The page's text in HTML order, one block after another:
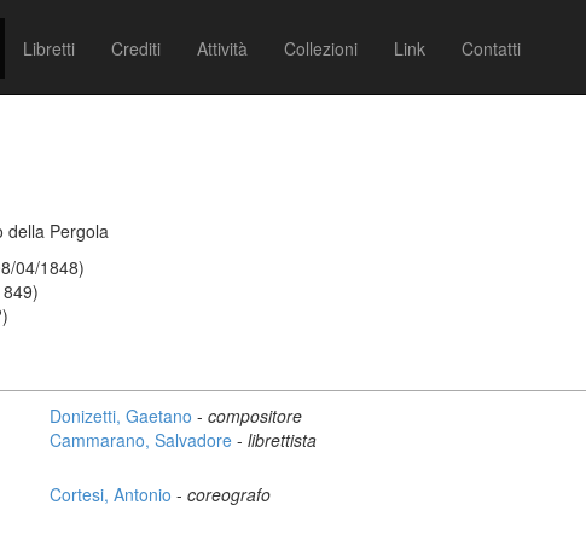
Libretti Crediti Attività Collezioni Link Contatti
della Pergola
04/1848)
Donizetti, Gaetano - compositore
Cammarano, Salvadore - librettista
Cortesi, Antonio - coreografo